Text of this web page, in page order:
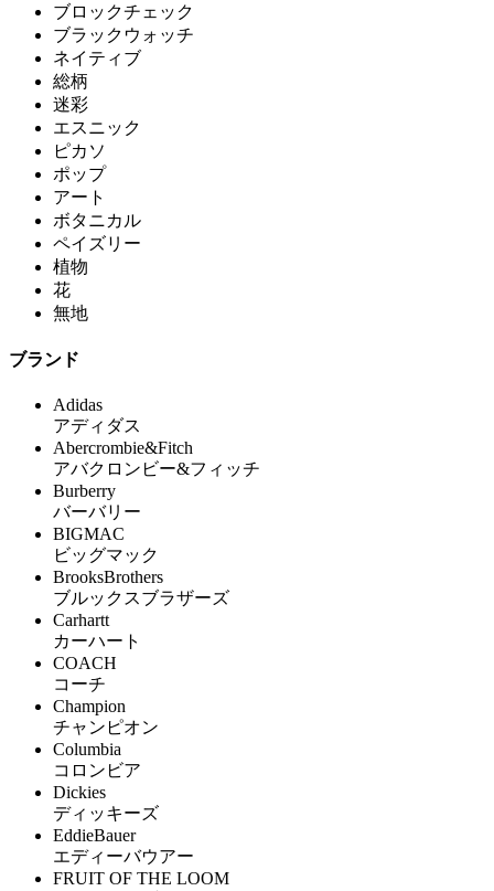
ブロックチェック
ブラックウォッチ
ネイティブ
総柄
迷彩
エスニック
ピカソ
ポップ
アート
ボタニカル
ペイズリー
植物
花
無地
ブランド
Adidas
アディダス
Abercrombie&Fitch
アバクロンビー&フィッチ
Burberry
バーバリー
BIGMAC
ビッグマック
BrooksBrothers
ブルックスブラザーズ
Carhartt
カーハート
COACH
コーチ
Champion
チャンピオン
Columbia
コロンビア
Dickies
ディッキーズ
EddieBauer
エディーバウアー
FRUIT OF THE LOOM